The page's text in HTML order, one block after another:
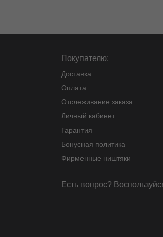
Покупателю:
Доставка
Оплата
Отслеживание заказа
Личный кабинет
Гарантия
Бонусная политика
Фирменные ништяки
Есть вопрос?